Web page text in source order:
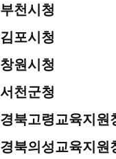
부천시청
김포시청
창원시청
서천군청
경북고령교육지원
경북의성교육지원